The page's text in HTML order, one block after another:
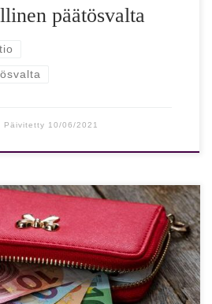
päätösvalta
Päivitetty 10/06/2021
digitaalista rahaa – Syrjäyttääkö
kehittävät sähköisiä
rinnalle. Euroopan